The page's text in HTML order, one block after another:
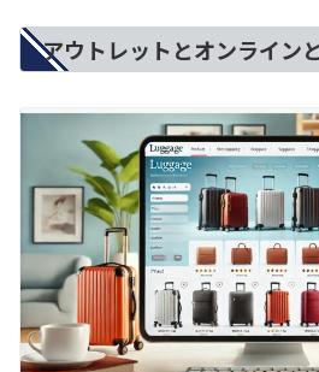
アウトレットとオンライン